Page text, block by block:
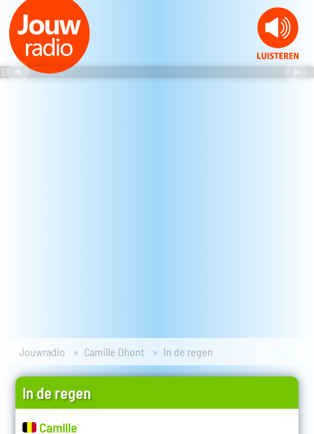
Jouwradio Camille Dhont In de regen
In de regen
Camille